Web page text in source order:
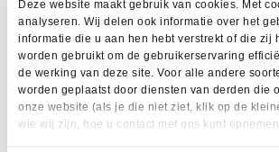
Deze website maakt gebruik van cookies. Met
analyseren. Wij delen ook informatie over het
informatie die u aan hen hebt verstrekt of die
worden gebruikt om de gebruikerservaring
de werking van deze site. Voor alle andere
worden geplaatst door diensten van derden
onze website (als je die niet ziet, klik op de
wie wij zijn, hoe u contact met ons kunt